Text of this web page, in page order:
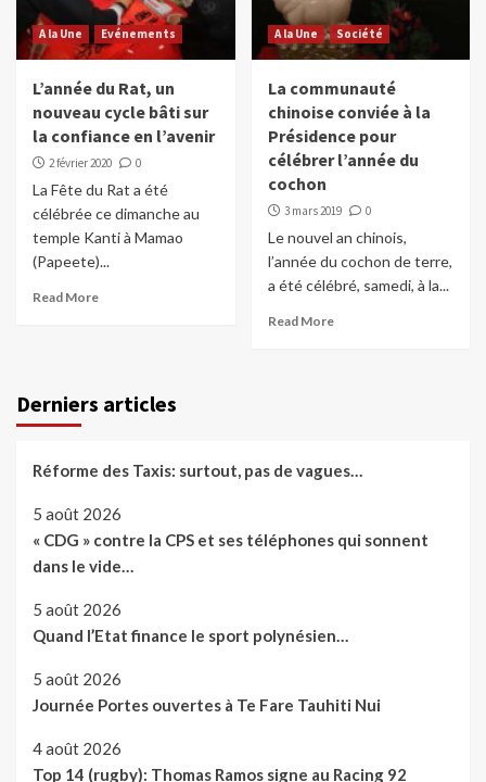
A la Une Evénements
L’année du Rat, un
nouveau cycle bâti sur
la confiance en l’avenir
2 février 2020 0
La Fête du Rat a été
célébrée ce dimanche au
temple Kanti à Mamao
(Papeete)...
Read More
A la Une Société
La communauté
chinoise conviée à la
Présidence pour
célébrer l’année du
cochon
3 mars 2019 0
Le nouvel an chinois,
l’année du cochon de terre,
a été célébré, samedi, à la...
Read More
Derniers articles
Réforme des Taxis: surtout, pas de vagues…
5 août 2026
« CDG » contre la CPS et ses téléphones qui sonnent
dans le vide…
5 août 2026
Quand l’Etat finance le sport polynésien…
5 août 2026
Journée Portes ouvertes à Te Fare Tauhiti Nui
4 août 2026
Top 14 (rugby): Thomas Ramos signe au Racing 92